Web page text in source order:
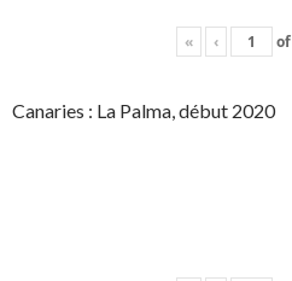
« ‹ of
Canaries : La Palma, début 2020